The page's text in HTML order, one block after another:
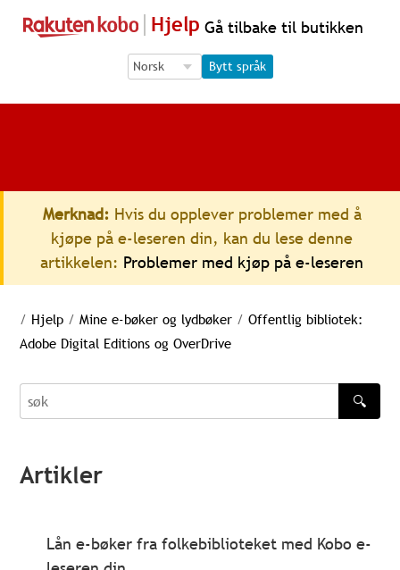
Hjelp Gå tilbake til butikken
Language Selection
Language Selection
Bytt språk
Merknad: Hvis du opplever problemer med å
kjøpe på e-leseren din, kan du lese denne
artikkelen: Problemer med kjøp på e-leseren
/ Hjelp / Mine e-bøker og lydbøker / Offentlig bibliotek:
Adobe Digital Editions og OverDrive
søk
🔍
Artikler
Lån e-bøker fra folkebiblioteket med Kobo e-